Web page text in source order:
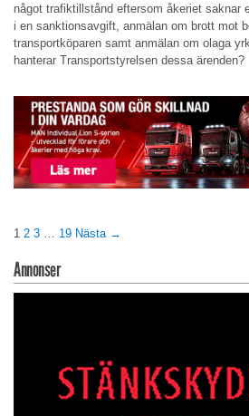
något trafiktillstånd eftersom åkeriet saknar
i en sanktionsavgift, anmälan om brott mot
transportköparen samt anmälan om olaga
hanterar Transportstyrelsen dessa ärenden?
1 2 3 … 19 Nästa →
Annonser